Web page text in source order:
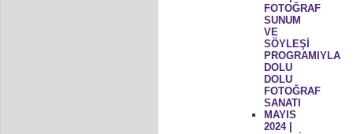
FOTOĞRAF
SUNUM
VE
SÖYLEŞİ
PROGRAMIYLA
DOLU
DOLU
FOTOĞRAF
SANATI
MAYIS
2024 |